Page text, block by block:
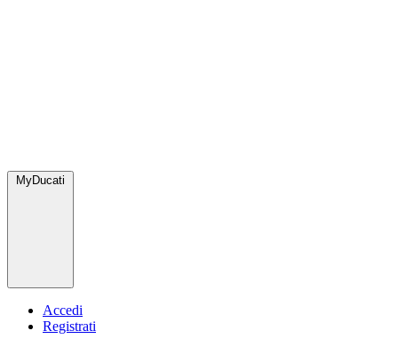
MyDucati
Accedi
Registrati